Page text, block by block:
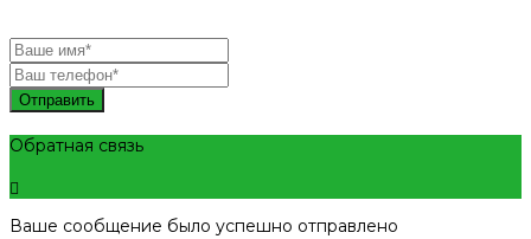
Отправить
Обратная связь
Ваше сообщение было успешно отправлено